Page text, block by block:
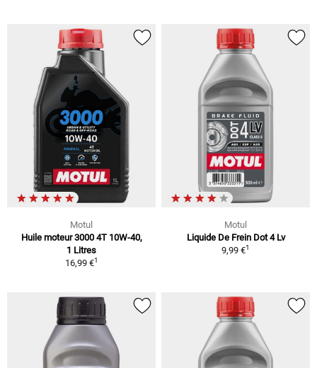
Motul
Huile moteur 3000 4T 10W-40,
1 Litres
16,99 €1
Motul
Liquide De Frein Dot 4 Lv
9,99 €1